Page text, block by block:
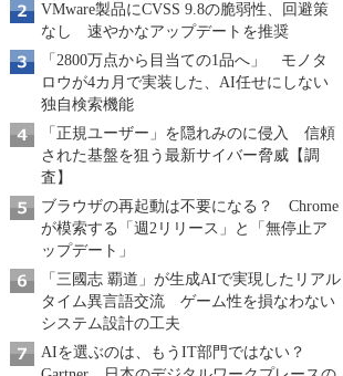
VMware製品にCVSS 9.8の脆弱性、回避策
なし 速やかなアップデートを推奨
「2800万点から目当ての1品へ」 モノタ
ロウが4カ月で実装した、AI任せにしない
独自検索機能
「正規ユーザー」を隠れみのに侵入 信頼
された基盤を狙う最新サイバー脅威【調
査】
ブラウザの再起動は不要になる？ Chrome
が模索する「週2リリース」と「無停止ア
ップデート」
「三國志 覇道」が生成AIで実現したリアル
タイム異言語交流 ゲーム性を損なわない
システム設計の工夫
AIを選ぶのは、もうIT部門ではない？